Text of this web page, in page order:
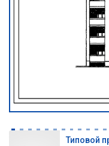
Типовой